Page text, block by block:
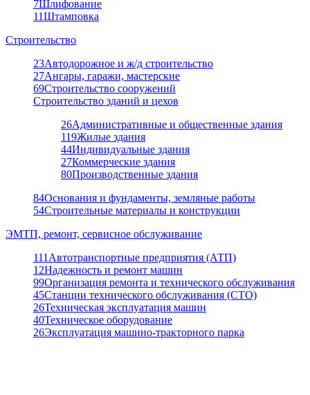
7Шлифование
11Штамповка
Строительство
23Автодорожное и ж/д строительство
27Ангары, гаражи, мастерские
69Строительство сооружений
Строительство зданий и цехов
26Административные и общественные здания
119Жилые здания
44Индивидуальные здания
27Коммерческие здания
80Производственные здания
84Основания и фундаменты, земляные работы
54Строительные материалы и конструкции
ЭМТП, ремонт, сервисное обслуживание
111 Автотранспортные предприятия (АТП)
12Надежность и ремонт машин
99Организация ремонта и технического обслуживания
45Станции технического обслуживания (СТО)
26Техническая эксплуатация машин
40Техническое оборудование
26Эксплуатация машино-тракторного парка